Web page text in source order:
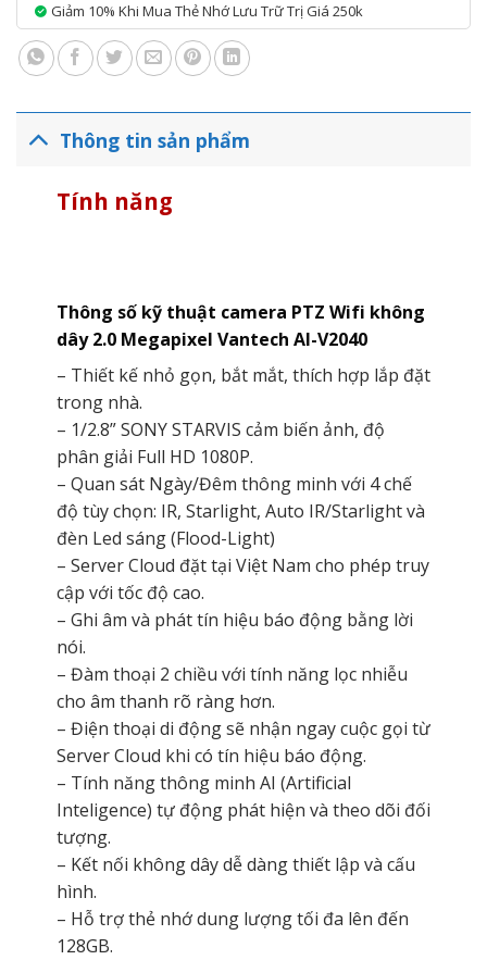
Giảm 10% Khi Mua Thẻ Nhớ Lưu Trữ Trị Giá 250k
Thông tin sản phẩm
Tính năng
Thông số kỹ thuật camera PTZ Wifi không
dây 2.0 Megapixel Vantech AI-V2040
– Thiết kế nhỏ gọn, bắt mắt, thích hợp lắp đặt
trong nhà.
– 1/2.8” SONY STARVIS cảm biến ảnh, độ
phân giải Full HD 1080P.
– Quan sát Ngày/Đêm thông minh với 4 chế
độ tùy chọn: IR, Starlight, Auto IR/Starlight và
đèn Led sáng (Flood-Light)
– Server Cloud đặt tại Việt Nam cho phép truy
cập với tốc độ cao.
– Ghi âm và phát tín hiệu báo động bằng lời
nói.
– Đàm thoại 2 chiều với tính năng lọc nhiễu
cho âm thanh rõ ràng hơn.
– Điện thoại di động sẽ nhận ngay cuộc gọi từ
Server Cloud khi có tín hiệu báo động.
– Tính năng thông minh AI (Artificial
Inteligence) tự động phát hiện và theo dõi đối
tượng.
– Kết nối không dây dễ dàng thiết lập và cấu
hình.
– Hỗ trợ thẻ nhớ dung lượng tối đa lên đến
128GB.